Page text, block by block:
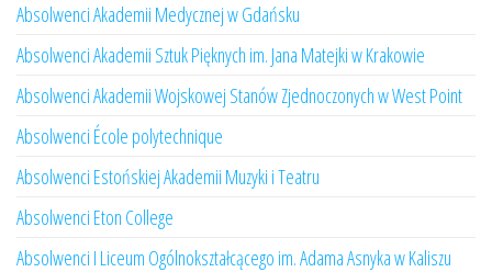
Absolwenci Akademii Medycznej w Gdańsku
Absolwenci Akademii Sztuk Pięknych im. Jana Matejki w Krakowie
Absolwenci Akademii Wojskowej Stanów Zjednoczonych w West Point
Absolwenci École polytechnique
Absolwenci Estońskiej Akademii Muzyki i Teatru
Absolwenci Eton College
Absolwenci I Liceum Ogólnokształcącego im. Adama Asnyka w Kaliszu